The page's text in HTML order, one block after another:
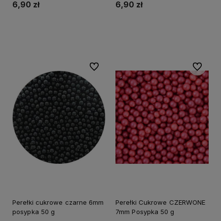
6,90 zł 6,90 zł
Perełki cukrowe czarne 6mm
posypka 50 g
Do ulubionych
Perełki Cukrowe CZERWONE
7mm Posypka 50 g
Do